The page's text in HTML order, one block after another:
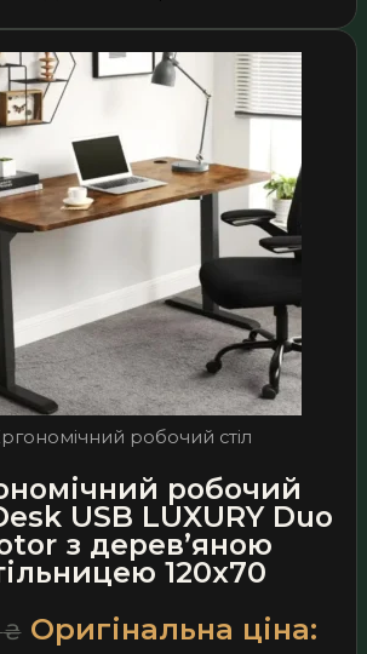
робочий стіл
робочий
USB LUXURY Duo
з дерев’яною
120х70
₴ Оригінальна ціна: